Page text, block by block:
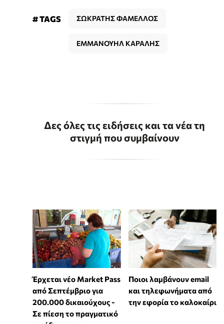
# TAGS ΣΩΚΡΑΤΗΣ ΦΑΜΕΛΛΟΣ
ΕΜΜΑΝΟΥΗΛ ΚΑΡΑΛΗΣ
Δες όλες τις ειδήσεις και τα νέα τη
στιγμή που συμβαίνουν
Έρχεται νέο Market Pass
από Σεπτέμβριο για
200.000 δικαιούχους -
Σε πίεση το πραγματικό
Ποιοι λαμβάνουν email
και τηλεφωνήματα από
την εφορία το καλοκαίρι